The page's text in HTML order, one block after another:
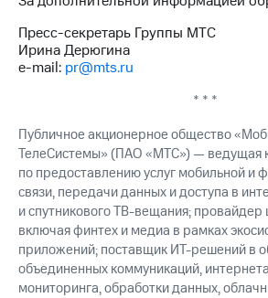
Пресс-секретарь Группы МТС
Ирина Дерюгина
e-mail: pr@mts.ru
* * *
Публичное акционерное общество
ТелеСистемы» (ПАО «МТС») — ведущая
по предоставлению услуг мобильной и
связи, передачи данных и доступа в
и спутникового ТВ-вещания;
включая финтех и медиа в рамках
приложений; поставщик ИТ-решений в
объединенных коммуникаций,
мониторинга, обработки данных,